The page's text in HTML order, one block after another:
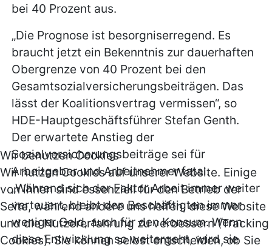
bei 40 Prozent aus.
„Die Prognose ist besorgniserregend. Es
braucht jetzt ein Bekenntnis zur dauerhaften
Obergrenze von 40 Prozent bei den
Gesamtsozialversicherungsbeiträgen. Das
lässt der Koalitionsvertrag vermissen“, so
HDE-Hauptgeschäftsführer Stefan Genth.
Der erwartete Anstieg der
Sozialversicherungsbeiträge sei für
Arbeitgeber und Arbeitnehmer fatal.
„Während sich der Faktor Arbeit immer weiter
verteuert, bleibt den Beschäftigten immer
weniger Geld, auch für den Konsum. Wenn
diese Entwicklung so weitergeht, wird sie
Wir benutzen Cookies
Wir nutzen Cookies auf unserer Website. Einige
von ihnen sind essenziell für den Betrieb der
Seite, während andere uns helfen, diese Website
und die Nutzererfahrung zu verbessern (Tracking
Cookies). Sie können selbst entscheiden, ob Sie